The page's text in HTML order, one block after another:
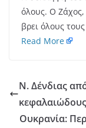
όλους. Ο Ζάχος,
βρει όλους
Read More
Ν. Δένδιας
Ουκρανία: